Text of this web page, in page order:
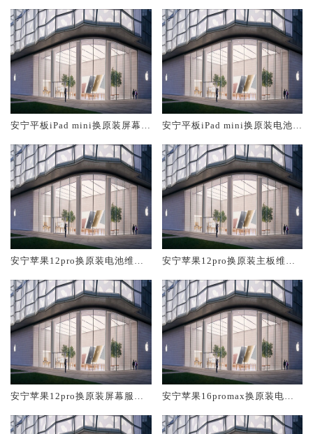
安宁平板iPad mini换原装屏幕服
安宁平板iPad mini换原装电池维
安宁苹果12pro换原装电池维修
安宁苹果12pro换原装主板维修
安宁苹果12pro换原装屏幕服务
安宁苹果16promax换原装电池